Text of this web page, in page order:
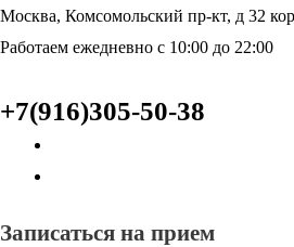
Москва, Комсомольский пр-кт, д 32
Работаем ежедневно с 10:00 до 22:00
+7(916)305-50-38
Записаться на прием